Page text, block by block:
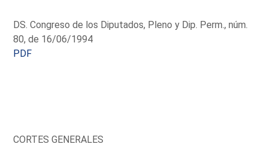
DS. Congreso de los Diputados, Pleno y Dip. Perm., núm.
80, de 16/06/1994
PDF
CORTES GENERALES